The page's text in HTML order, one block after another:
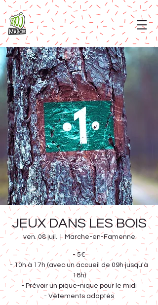
JEUX DANS LES BOIS
ven. 08 juil.
  |
Marche-en-Famenne
- 5€
- 10h à 17h (avec un accueil de 09h jusqu'à
18h)
- Prévoir un pique-nique pour le midi
- Vêtements adaptés